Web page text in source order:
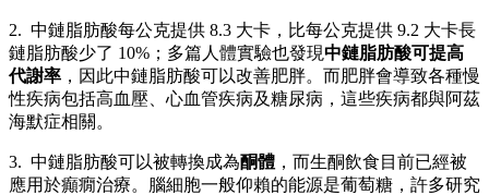
2. 中鏈脂肪酸每公克提供 8.3 大卡，比每公克提供 9.2 大卡長
鏈脂肪酸少了 10%；多篇人體實驗也發現中鏈脂肪酸可提高
代謝率 ，因此中鏈脂肪酸可以改善肥胖。而肥胖會導致各種慢
性疾病包括高血壓、心血管疾病及糖尿病，這些疾病都與阿茲
海默症相關。
3. 中鏈脂肪酸可以被轉換成為酮體 ，而生酮飲食目前已經被
應用於癲癇治療。腦細胞一般仰賴的能源是葡萄糖，許多研究